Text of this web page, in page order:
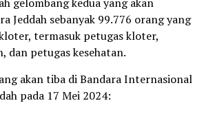
gelombang kedua yang akan
Jeddah sebanyak 99.776 orang yang
termasuk petugas kloter,
dan petugas kesehatan.
akan tiba di Bandara Internasional
pada 17 Mei 2024: